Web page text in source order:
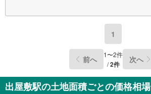
1
前へ 1〜2件
/2件 次へ
出屋敷駅の土地面積ごとの価格相場